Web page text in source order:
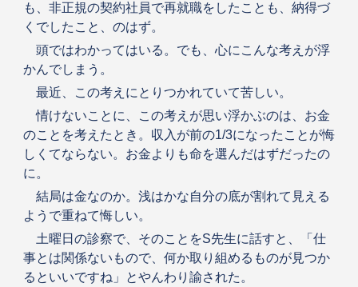
も、非正規の契約社員で再就職をしたことも、納得づ
くでしたこと、のはず。
頭ではわかってはいる。でも、心にこんな考えが浮
かんでしまう。
最近、この考えにとりつかれていて苦しい。
情けないことに、この考えが思い浮かぶのは、お金
のことを考えたとき。収入が前の1/3になったことが悔
しくてならない。お金よりも命を選んだはずだったの
に。
結局は金なのか。浅はかな自分の底が割れて見える
ようで重ねて悔しい。
土曜日の診察で、そのことをS先生に話すと、「仕
事とは関係ないもので、何か取り組めるものが見つか
るといいですね」とやんわり諭された。